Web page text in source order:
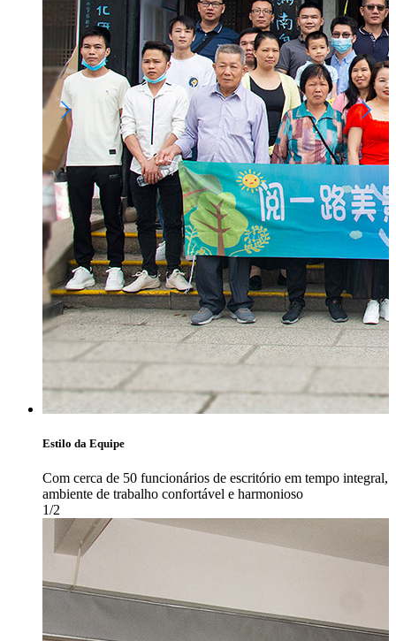
Estilo da Equipe
Com cerca de 50 funcionários de escritório em tempo integral,
ambiente de trabalho confortável e harmonioso
1/2